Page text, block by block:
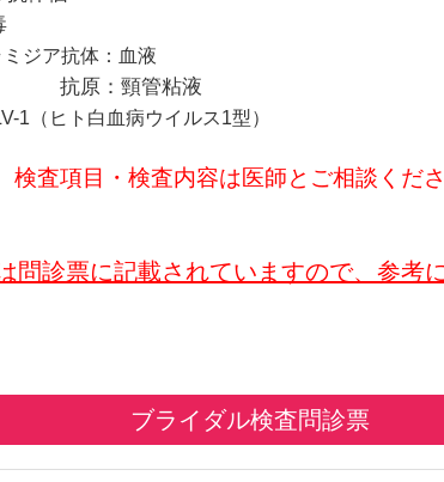
ミジア抗体：血液
抗原：頸管粘液
1（ヒト白血病ウイルス1型）
検査項目・検査内容は医師とご相談くださ
問診票に記載されていますので、参考
ブライダル検査問診票